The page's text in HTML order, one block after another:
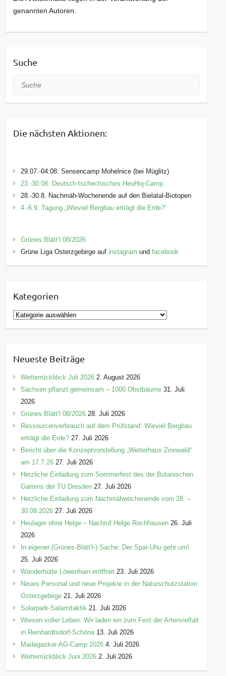
genannten Autoren.
Suche
Suche
Die nächsten Aktionen:
29.07.-04.08. Sensencamp Mohelnice (bei Müglitz)
23.-30.08. Deutsch-tschechisches HeuHoj-Camp
28.-30.8. Nachmäh-Wochenende auf den Bielatal-Biotopen
4.-6.9. Tagung „Wieviel Bergbau erträgt die Erde?“
Grünes Blätt’l 08/2026
Grüne Liga Osterzgebirge auf instagram undfacebook
Kategorien
K
a
g
o
r
e
n
Neueste Beiträge
Wetterrückblick Juli 2026 2. August 2026
Sachsen pflanzt gemeinsam – 1000 Obstbäume 31. Juli
2026
Grünes Blätt’l 08/2026 28. Juli 2026
Ressourcenverbrauch auf dem Prüfstand: Wieviel Bergbau
erträgt die Erde? 27. Juli 2026
Bericht über die Konzeptvorstellung „Wetterhaus Zinnwald“
am 17.7.26 27. Juli 2026
Herzliche Einladung zum Sommerfest des der Botanischen
Gartens der TU Dresden 27. Juli 2026
Herzliche Einladung zum Nachmähwochenende vom 28. –
30.08.2026 27. Juli 2026
Heulager ohne Helge – Nachruf Helge Rochhausen 26. Juli
2026
In eigener (Grünes-Blätt’l-) Sache: Der Spar-Uhu geht um!
25. Juli 2026
Wanderhütte Löwenhain eröffnet 23. Juli 2026
Neues Personal und neue Projekte in der Naturschutzstation
Osterzgebirge 21. Juli 2026
Solarpark-Salamitaktik 21. Juli 2026
Wiesen voller Leben: Wir laden ein zum Fest der Artenvielfalt
in Reinhardtsdorf-Schöna 13. Juli 2026
Madagaskar-AG-Camp 2026 4. Juli 2026
Wetterrückblick Juni 2026 2. Juli 2026